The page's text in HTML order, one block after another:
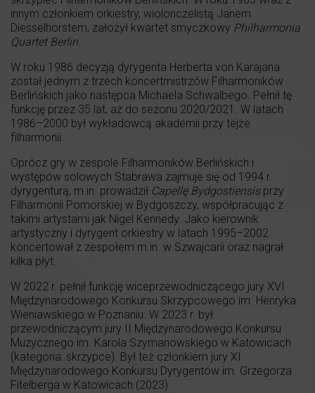
innym członkiem orkiestry, wiolonczelistą Janem
Diesselhorstem, założył kwartet smyczkowy Philharmonia
Quartet Berlin.
W roku 1986 decyzją dyrygenta Herberta von Karajana
został jednym z trzech koncertmistrzów Filharmoników
Berlińskich jako następca Michaela Schwalbego. Pełnił tę
funkcję przez 35 lat, aż do sezonu 2020/2021. W latach
1986–2000 był wykładowcą akademii przy tejże
filharmonii.
Oprócz gry w zespole Filharmoników Berlińskich i
występów solowych Stabrawa zajmuje się od 1994 r.
dyrygenturą, m.in. prowadził Capellę Bydgostiensisprzy
Filharmonii Pomorskiej w Bydgoszczy, współpracując z
takimi artystami jak Nigel Kennedy. Jako kierownik
artystyczny i dyrygent orkiestry w latach 1995–2002
koncertował z zespołem m.in. w Szwajcarii oraz nagrał
kilka płyt.
W 2022 r. pełnił funkcję wiceprzewodniczącego jury XVI
Międzynarodowego Konkursu Skrzypcowego im. Henryka
Wieniawskiego w Poznaniu. W 2023 r. był
przewodniczącym jury II Międzynarodowego Konkursu
Muzycznego im. Karola Szymanowskiego w Katowicach
(kategoria: skrzypce). Był też członkiem jury XI
Międzynarodowego Konkursu Dyrygentów im. Grzegorza
Fitelberga w Katowicach (2023).